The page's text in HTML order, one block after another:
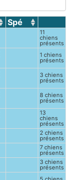
Spé
11
chiens
présents
1 chiens
présents
3 chiens
présents
8 chiens
présents
13
chiens
présents
2 chiens
présents
7 chiens
présents
3 chiens
présents